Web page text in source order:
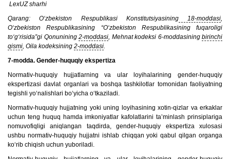
LexUZ sharhi
Qarang: O‘zbekiston Respublikasi Konstitutsiyasining18-moddasi,
O‘zbekiston Respublikasining “O‘zbekiston Respublikasining fuqaroligi
to‘g‘risida”gi Qonunining 2-moddasi, Mehnat kodeksi 6-moddasining birinchi
qismi, Oila kodeksining 2-moddasi.
7-modda. Gender-huquqiy ekspertiza
Normativ-huquqiy hujjatlarning va ular loyihalarining gender-huquqiy
ekspertizasi davlat organlari va boshqa tashkilotlar tomonidan faoliyatning
tegishli yo‘nalishlari bo‘yicha o‘tkaziladi.
Normativ-huquqiy hujjatning yoki uning loyihasining xotin-qizlar va erkaklar
uchun teng huquq hamda imkoniyatlar kafolatlarini ta’minlash prinsiplariga
nomuvofiqligi aniqlangan taqdirda, gender-huquqiy ekspertiza xulosasi
ushbu normativ-huquqiy hujjatni ishlab chiqqan yoki qabul qilgan organga
ko‘rib chiqish uchun yuboriladi.